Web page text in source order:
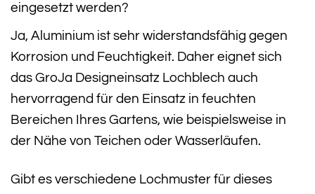
eingesetzt werden?
Ja, Aluminium ist sehr widerstandsfähig gegen
Korrosion und Feuchtigkeit. Daher eignet sich
das GroJa Designeinsatz Lochblech auch
hervorragend für den Einsatz in feuchten
Bereichen Ihres Gartens, wie beispielsweise in
der Nähe von Teichen oder Wasserläufen.
Gibt es verschiedene Lochmuster für dieses